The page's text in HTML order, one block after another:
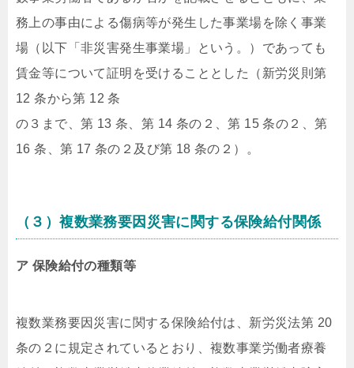
務上の事由による傷病等が発生した事業場を除く事業
場（以下「非災害発生事業場」という。）であっても
賃金等について証明を受けることとした（新労災則第
12 条から第 12 条
の３まで、第 13 条、第 14 条の２、第 15 条の２、第
16 条、第 17 条の２及び第 18 条の２）。
（３）複数業務要因災害に関する保険給付関係
ア 保険給付の種類等
複数業務要因災害に関する保険給付は、新労災法第 20
条の２に規定されているとおり、複数事業労働者療養